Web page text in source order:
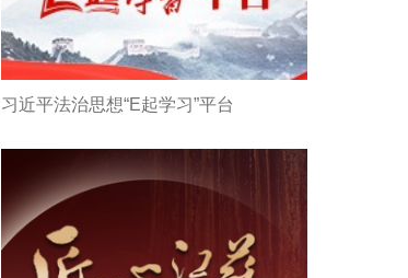
习近平法治思想“E起学习”平台